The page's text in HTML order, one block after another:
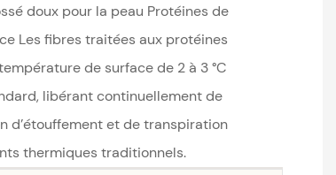
doux pour la peau Protéines de
Les fibres traitées aux protéines
de surface de 2 à 3 °C
libérant continuellement de
d’étouffement et de transpiration
thermiques traditionnels.